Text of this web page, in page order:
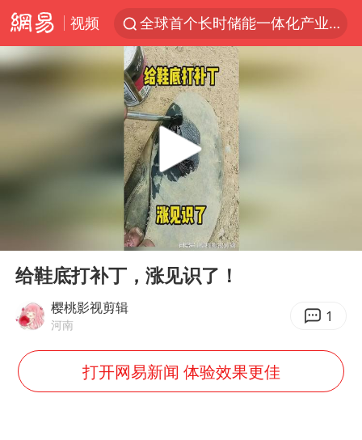
视频
全球首个长时储能一体化产业园量产
胜宏科技：股票交易异常波动
出口禁令驱动有色板块大涨
秋天的第一杯奶茶到底有多火
国乒男单横滨冠军赛全军覆没
38岁演员求职万岁山NPC成功
Play
给鞋底打补丁，涨见识了！
樱桃影视剪辑
河南 1
打开网易新闻 体验效果更佳